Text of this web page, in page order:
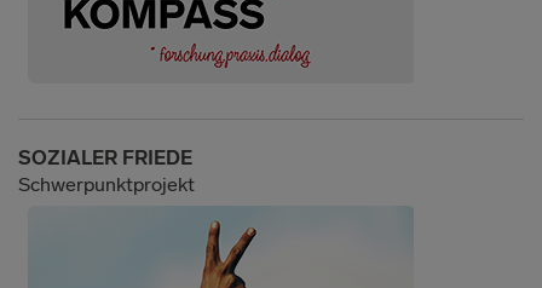
SOZIALER FRIEDE
Schwerpunktprojekt